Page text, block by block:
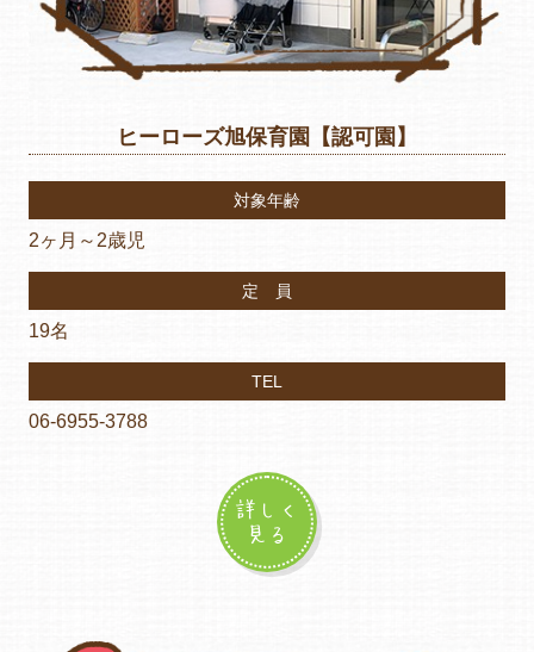
ヒーローズ旭保育園【認可園】
対象年齢
2ヶ月～2歳児
定 員
19名
TEL
06-6955-3788
詳しく
見る